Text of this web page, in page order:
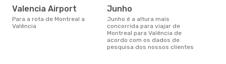
Valencia Airport
Para a rota de Montreal a
Valência
junho
junho é a altura mais
concorrida para viajar de
Montreal para Valência de
acordo com os dados de
pesquisa dos nossos clientes